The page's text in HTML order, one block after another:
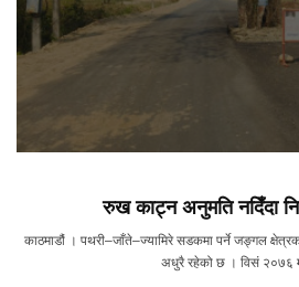
रुख काट्न अनुमति नदिँदा
काठमाडौं । पथरी–जाँते–ज्यामिरे सडकमा पर्ने जङ्गल
अधुरै रहेको छ । विसं २०७६